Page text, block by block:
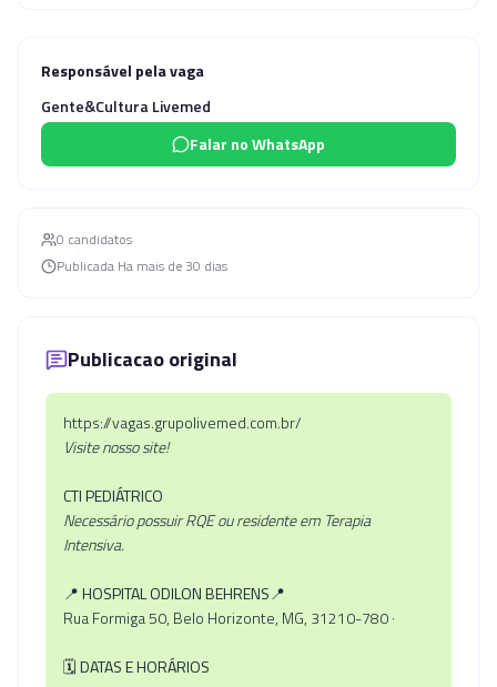
Responsável pela vaga
Gente&Cultura Livemed
Falar no WhatsApp
0 candidatos
Publicada Ha mais de 30 dias
Publicacao original
https://vagas.grupolivemed.com.br/
Visite nosso site!
CTI PEDIÁTRICO
Necessário possuir RQE ou residente em Terapia
Intensiva.
📍 HOSPITAL ODILON BEHRENS📍
Rua Formiga 50, Belo Horizonte, MG, 31210-780 ·
🗓DATAS E HORÁRIOS